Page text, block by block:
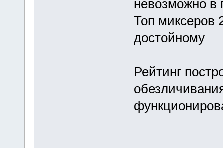
невозможно в
Топ миксеров
достойному
Рейтинг